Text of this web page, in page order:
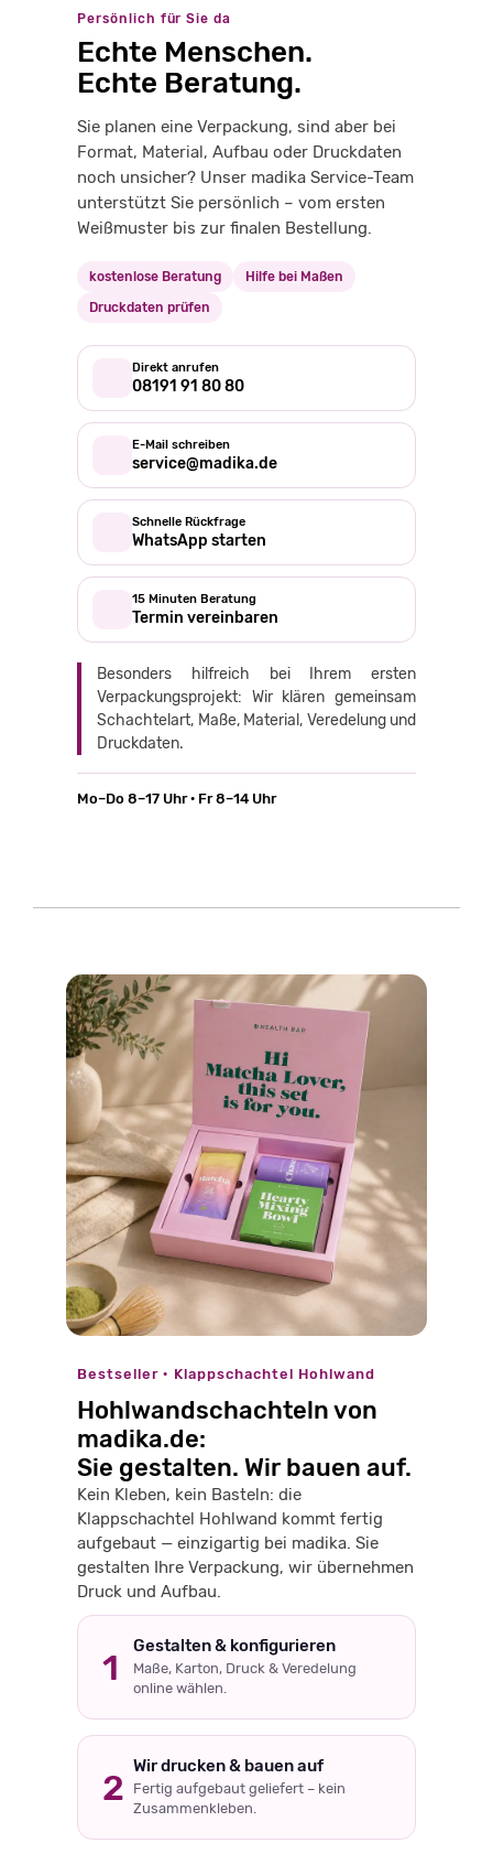
Persönlich für Sie da
Echte Menschen.
Echte Beratung.
Sie planen eine Verpackung, sind aber bei
Format, Material, Aufbau oder Druckdaten
noch unsicher? Unser madika Service-Team
unterstützt Sie persönlich – vom ersten
Weißmuster bis zur finalen Bestellung.
kostenlose Beratung
Hilfe bei Maßen
Druckdaten prüfen
Direkt anrufen
08191 91 80 80
E-Mail schreiben
service@madika.de
Schnelle Rückfrage
WhatsApp starten
15 Minuten Beratung
Termin vereinbaren
Besonders hilfreich bei Ihrem ersten
Verpackungsprojekt: Wir klären gemeinsam
Schachtelart, Maße, Material, Veredelung und
Druckdaten.
Mo–Do 8–17 Uhr · Fr 8–14 Uhr
Bestseller · Klappschachtel Hohlwand
Hohlwandschachteln von
madika.de:
Sie gestalten. Wir bauen auf.
Kein Kleben, kein Basteln: die
Klappschachtel Hohlwand kommt fertig
aufgebaut — einzigartig bei madika. Sie
gestalten Ihre Verpackung, wir übernehmen
Druck und Aufbau.
1
Gestalten & konfigurieren
Maße, Karton, Druck & Veredelung
online wählen.
2
Wir drucken & bauen auf
Fertig aufgebaut geliefert – kein
Zusammenkleben.